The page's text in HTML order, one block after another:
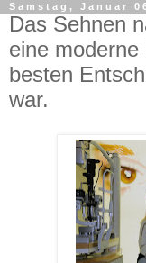
Samstag, Januar
Das Sehnen
eine
besten
war.